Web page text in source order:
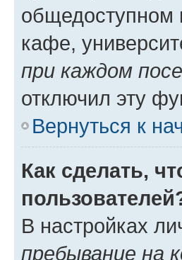
общедоступном
кафе,
при каждом
отключил эту
Вернуться к
Как сделать,
В настройках
пребывание на